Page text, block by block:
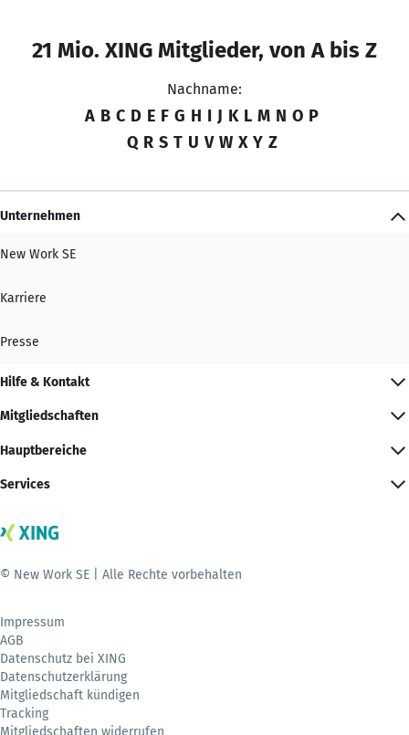
21 Mio. XING Mitglieder, von A bis Z
Nachname:
A B C D E F G H I J K L M N O P
Q R S T U V W X Y Z
Unternehmen
New Work SE
Karriere
Presse
Hilfe & Kontakt
Mitgliedschaften
Hauptbereiche
Services
© New Work SE | Alle Rechte vorbehalten
Impressum
AGB
Datenschutz bei XING
Datenschutzerklärung
Mitgliedschaft kündigen
Tracking
Mitgliedschaften widerrufen